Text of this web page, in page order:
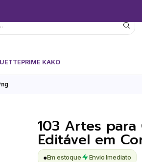
PRIME KAKO
103 Artes para
Editável em
●Em estoque Envio Imediato